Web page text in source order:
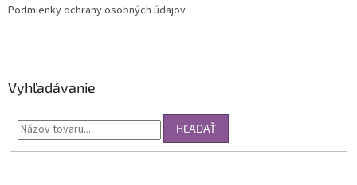
Podmienky ochrany osobných údajov
Vyhľadávanie
HĽADAŤ